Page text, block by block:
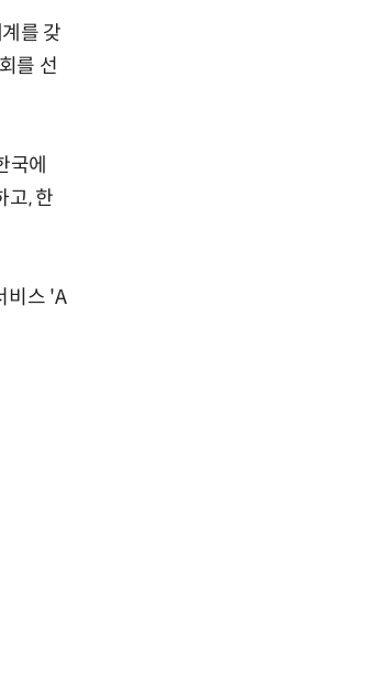
를 갖
를 선
에
고, 한
비스 'A